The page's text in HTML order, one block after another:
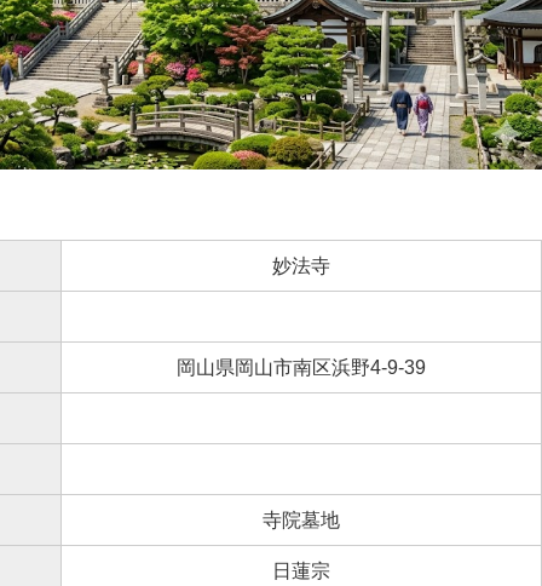
妙法寺
岡山県岡山市南区浜野4-9-39
寺院墓地
日蓮宗